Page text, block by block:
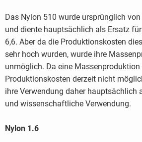
Das Nylon 510 wurde ursprünglich
und diente hauptsächlich als Ersatz
6,6. Aber da die Produktionskosten
sehr hoch wurden, wurde ihre
unmöglich. Da eine
Produktionskosten derzeit nicht
ihre Verwendung daher hauptsächlich
und wissenschaftliche Verwendung.
Nylon 1.6